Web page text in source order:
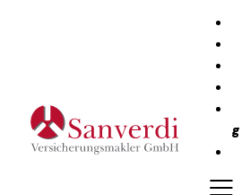
g